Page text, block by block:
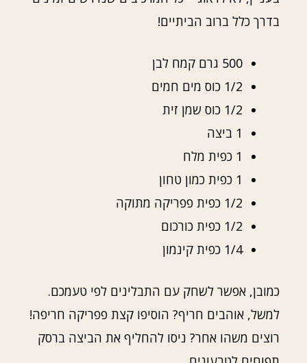
בדרך כלל ברוב הביתיים!
500 גרם קמח לבן
1/2 כוס מים חמים
1/2 כוס שמן זית
1 ביצה
1 כפית מלח
1 כפית כמון טחון
1/2 כפית פפריקה מתוקה
1/2 כפית כורכום
1/4 כפית קינמון
כמובן, אפשר לשחק עם התבלינים לפי טעמכם.
למשל, אוהבים חריף? הוסיפו קצת פפריקה חריפה!
רוצים משהו אחר? ניסו להחליף את הביצה ברסק